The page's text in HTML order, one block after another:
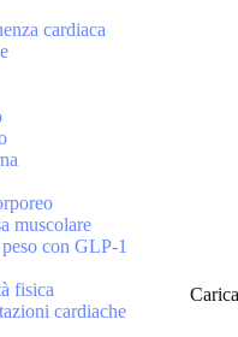
cardiaca
muscolare
con GLP-1
fisica
cardiache